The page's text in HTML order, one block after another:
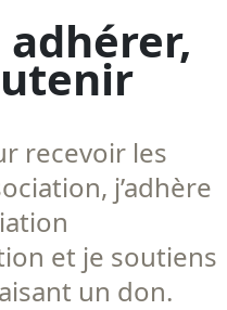
adhérer,
recevoir les
j’adhère
et je soutiens
un don.